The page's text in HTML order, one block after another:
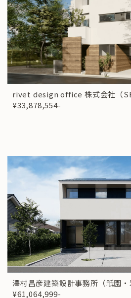
rivet design office 株式会社（
¥33,878,554-
澤村昌彦建築設計事務所（祇園・
¥61,064,999-